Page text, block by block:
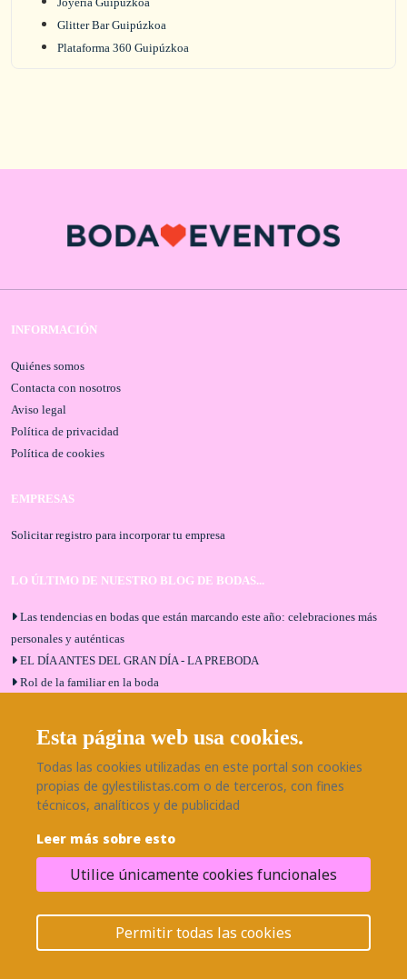
Glitter Bar Guipúzkoa
Plataforma 360 Guipúzkoa
INFORMACIÓN
Quiénes somos
Contacta con nosotros
Aviso legal
Política de privacidad
Política de cookies
EMPRESAS
Solicitar registro para incorporar tu empresa
LO ÚLTIMO DE NUESTRO BLOG DE BODAS...
Las tendencias en bodas que están marcando este año: celebraciones más
personales y auténticas
EL DÍA ANTES DEL GRAN DÍA - LA PREBODA
Rol de la familiar en la boda
Bodas en Alhaurín de la Torre: entrevista exclusiva con Bodaeventos
Málaga
¿Cómo será tu boda?
Blog de bodas
SÍGUENOS EN NUESTRAS REDES
© 2026 Grupo BodaEventos | Todos los derechos reservados.¿Necesitas ayuda?
Esta página web usa cookies.
Todas las cookies utilizadas en este portal son cookies
propias de gylestilistas.com o de terceros, con fines
técnicos, analíticos y de publicidad
Leer más sobre esto
Utilice únicamente cookies funcionales
Permitir todas las cookies